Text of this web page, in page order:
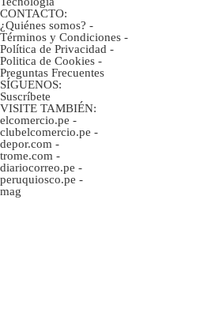
CONTACTO:
¿Quiénes somos? -
Términos y Condiciones -
Política de Privacidad -
Politica de Cookies -
Preguntas Frecuentes
SÍGUENOS:
Suscríbete
VISITE TAMBIÉN:
elcomercio.pe -
clubelcomercio.pe -
depor.com -
trome.com -
diariocorreo.pe -
peruquiosco.pe -
mag